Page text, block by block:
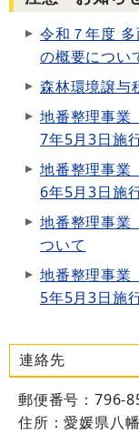
令和７年度
の概要につい
森林環境譲与
地番整理事
7年5月3日施行
地番整理事
6年5月3日施行
地番整理事
ついて
地番整理事
5年5月3日施行
連絡先
郵便番号：796-
住所：愛媛県八